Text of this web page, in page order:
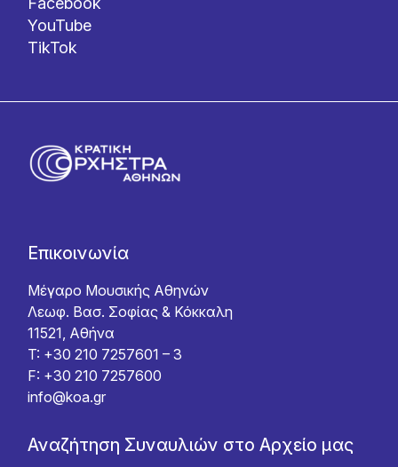
YouTube
TikTok
Επικοινωνία
Μέγαρο Μουσικής Αθηνών
Λεωφ. Βασ. Σοφίας & Κόκκαλη
11521, Αθήνα
T: +30 210 7257601 – 3
F: +30 210 7257600
info@koa.gr
Αναζήτηση Συναυλιών στο Αρχείο μας